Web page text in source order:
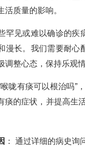
活质量的影响。
罕见或难以确诊的疾
漫长。我们需要耐心
调整心态，保持乐观情
咙有痰可以根治吗”
痰的症状，并提高生
： 通过详细的病史询